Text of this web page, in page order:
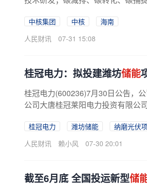
中核集团 中核
海南
人民财讯
07-31 15:08
桂冠电力：拟投建潍坊储能
桂冠电力(600236)7月30日公告，
公司大唐桂冠莱阳电力投资有限公
桂冠电力 潍坊储能
纳磨光伏
人民财讯
赖小风 07-30 20:01
截至6月底 全国投运新型储